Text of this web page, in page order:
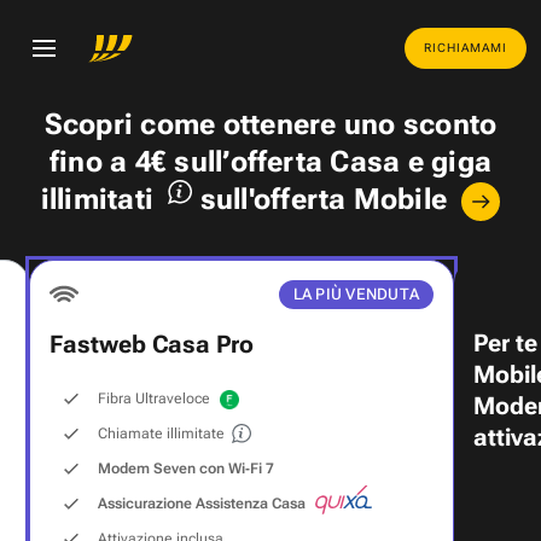
RICHIAMAMI
Scopri come ottenere uno sconto
fino a 4€ sull’offerta Casa egiga
illimitati
sull'offerta Mobile
LA PIÙ VENDUTA
Fastweb Casa Pro
Fibra Ultraveloce
Chiamate illimitate
Modem Seven con Wi‑Fi 7
Assicurazione Assistenza Casa
Per